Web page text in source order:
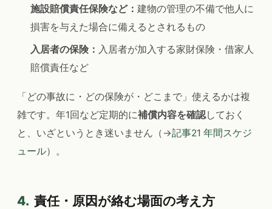
施設賠償責任保険など： 建物の管理の不備で他人に
損害を与えた場合に備えるとされるもの
入居者の保険： 入居者が加入する家財保険・借家人
賠償責任など
「どの事故に・どの保険が・どこまで」使えるかは複
雑です。年1回など定期的に補償内容を確認しておく
と、いざというとき迷いません（→記事21 年間スケジ
ュール）。
4. 責任・原因が絡む場面の考え方